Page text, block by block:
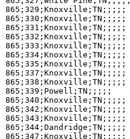
865;329;Knoxville;TN;;;;;
865;330;Knoxville;TN;;;;;
865;331;Knoxville;TN;;;;;
865;332;Knoxville;TN;;;;;
865;333;Knoxville;TN;;;;;
865;334;Knoxville;TN;;;;;
865;335;Knoxville;TN;;;;;
865;337;Knoxville;TN;;;;;
865;338;Knoxville;TN;;;;;
865;339;Powell;TN;;;;;
865;340;Knoxville;TN;;;;;
865;342;Knoxville;TN;;;;;
865;343;Knoxville;TN;;;;;
865;344;Dandridge;TN;;;;;
865;347;Knoxville;TN;;;;;